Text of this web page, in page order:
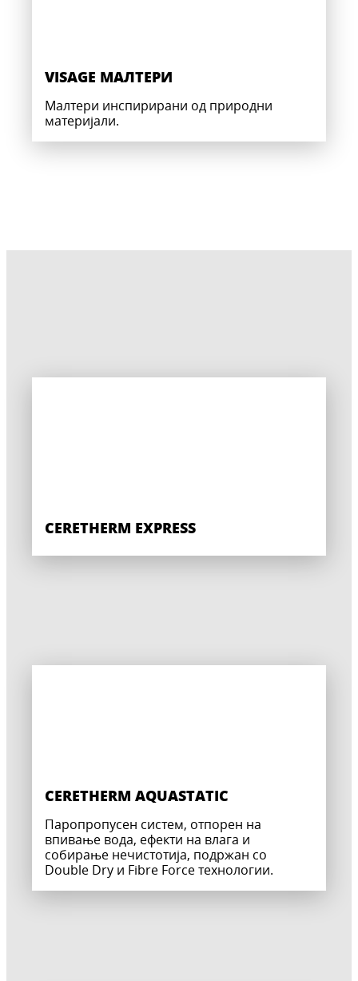
VISAGE МАЛТЕРИ
Малтери инспирирани од природни
материјали.
CERETHERM EXPRESS
CERETHERM AQUASTATIC
Паропропусен систем, отпорен на
впивање вода, ефекти на влага и
собирање нечистотија, подржан со
Double Dry и Fibre Force технологии.